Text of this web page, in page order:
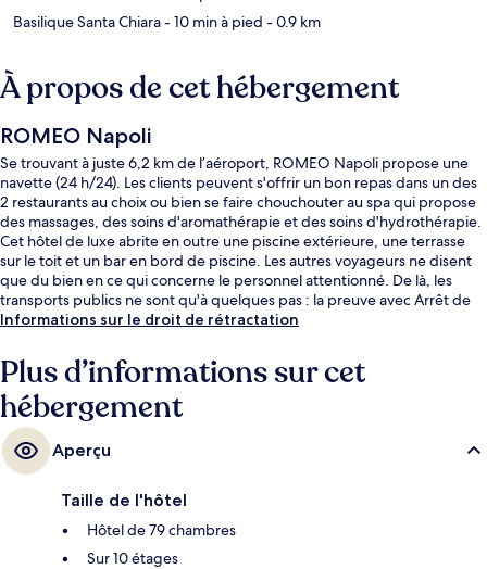
Basilique Santa Chiara- 10 min à pied - 0.9 km
À propos de cet hébergement
ROMEO Napoli
Se trouvant à juste 6,2 km de l’aéroport, ROMEO Napoli propose une
navette (24 h/24). Les clients peuvent s'offrir un bon repas dans un des
2 restaurants au choix ou bien se faire chouchouter au spa qui propose
des massages, des soins d'aromathérapie et des soins d'hydrothérapie.
Cet hôtel de luxe abrite en outre une piscine extérieure, une terrasse
sur le toit et un bar en bord de piscine. Les autres voyageurs ne disent
que du bien en ce qui concerne le personnel attentionné. De là, les
transports publics ne sont qu'à quelques pas : la preuve avec Arrêt de
tram Via Colombo - Porto et Arrêt de tram Via Colombo - De Gasperi,
Informations sur le droit de rétractation
Plus d’informations sur cet
hébergement
Aperçu
Taille de l'hôtel
Hôtel de 79 chambres
Sur 10 étages